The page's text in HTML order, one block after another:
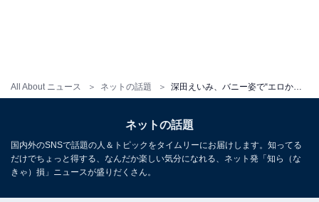
All About ニュース ネットの話題
ネットの話題
国内外のSNSで話題の人＆トピックをタイムリーにお届けします。知ってる
だけでちょっと得する、なんだか楽しい気分になれる、ネット発「知ら（な
きゃ）損」ニュースが盛りだくさん。